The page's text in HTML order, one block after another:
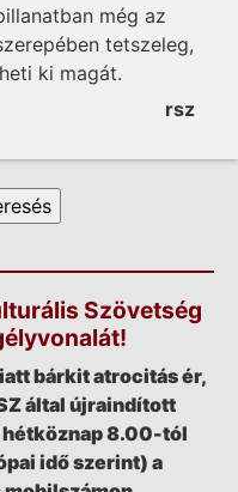
még az
tetszeleg,
ki magát.
rsz
Szövetség
bárkit atrocitás ér,
által újraindított
8.00-tól
idő szerint) a